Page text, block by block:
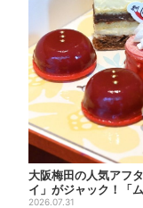
大阪梅田の人気アフ
イ」がジャック！「
2026.07.31